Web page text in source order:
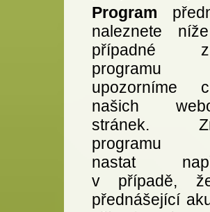
Program
naleznete
případné
programu
upozorníme
našich
stránek.
programu
nastat
v případě,
přednášející